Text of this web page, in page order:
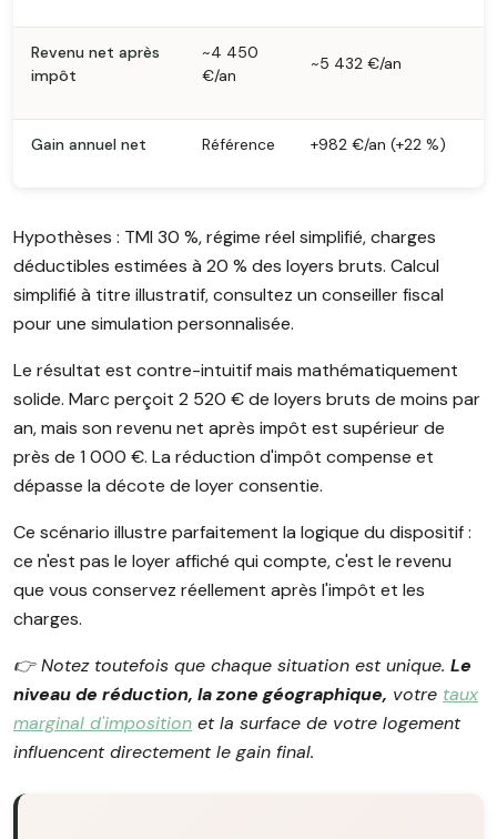
Revenu net après
impôt
~4 450
€/an
~5 432 €/an
Gain annuel net Référence +982 €/an (+22 %)
Hypothèses : TMI 30 %, régime réel simplifié, charges
déductibles estimées à 20 % des loyers bruts. Calcul
simplifié à titre illustratif, consultez un conseiller fiscal
pour une simulation personnalisée.
Le résultat est contre-intuitif mais mathématiquement
solide. Marc perçoit 2 520 € de loyers bruts de moins par
an, mais son revenu net après impôt est supérieur de
près de 1 000 €. La réduction d'impôt compense et
dépasse la décote de loyer consentie.
Ce scénario illustre parfaitement la logique du dispositif :
ce n'est pas le loyer affiché qui compte, c'est le revenu
que vous conservez réellement après l'impôt et les
charges.
👉 Notez toutefois que chaque situation est unique. Le
niveau de réduction, la zone géographique, votre taux
marginal d'imposition et la surface de votre logement
influencent directement le gain final.